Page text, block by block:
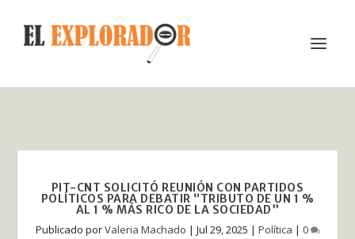
PIT-CNT SOLICITÓ REUNIÓN CON PARTIDOS
POLÍTICOS PARA DEBATIR “TRIBUTO DE UN 1 %
AL 1 % MÁS RICO DE LA SOCIEDAD”
Publicado porValeria Machado | Jul 29, 2025 | Política | 0